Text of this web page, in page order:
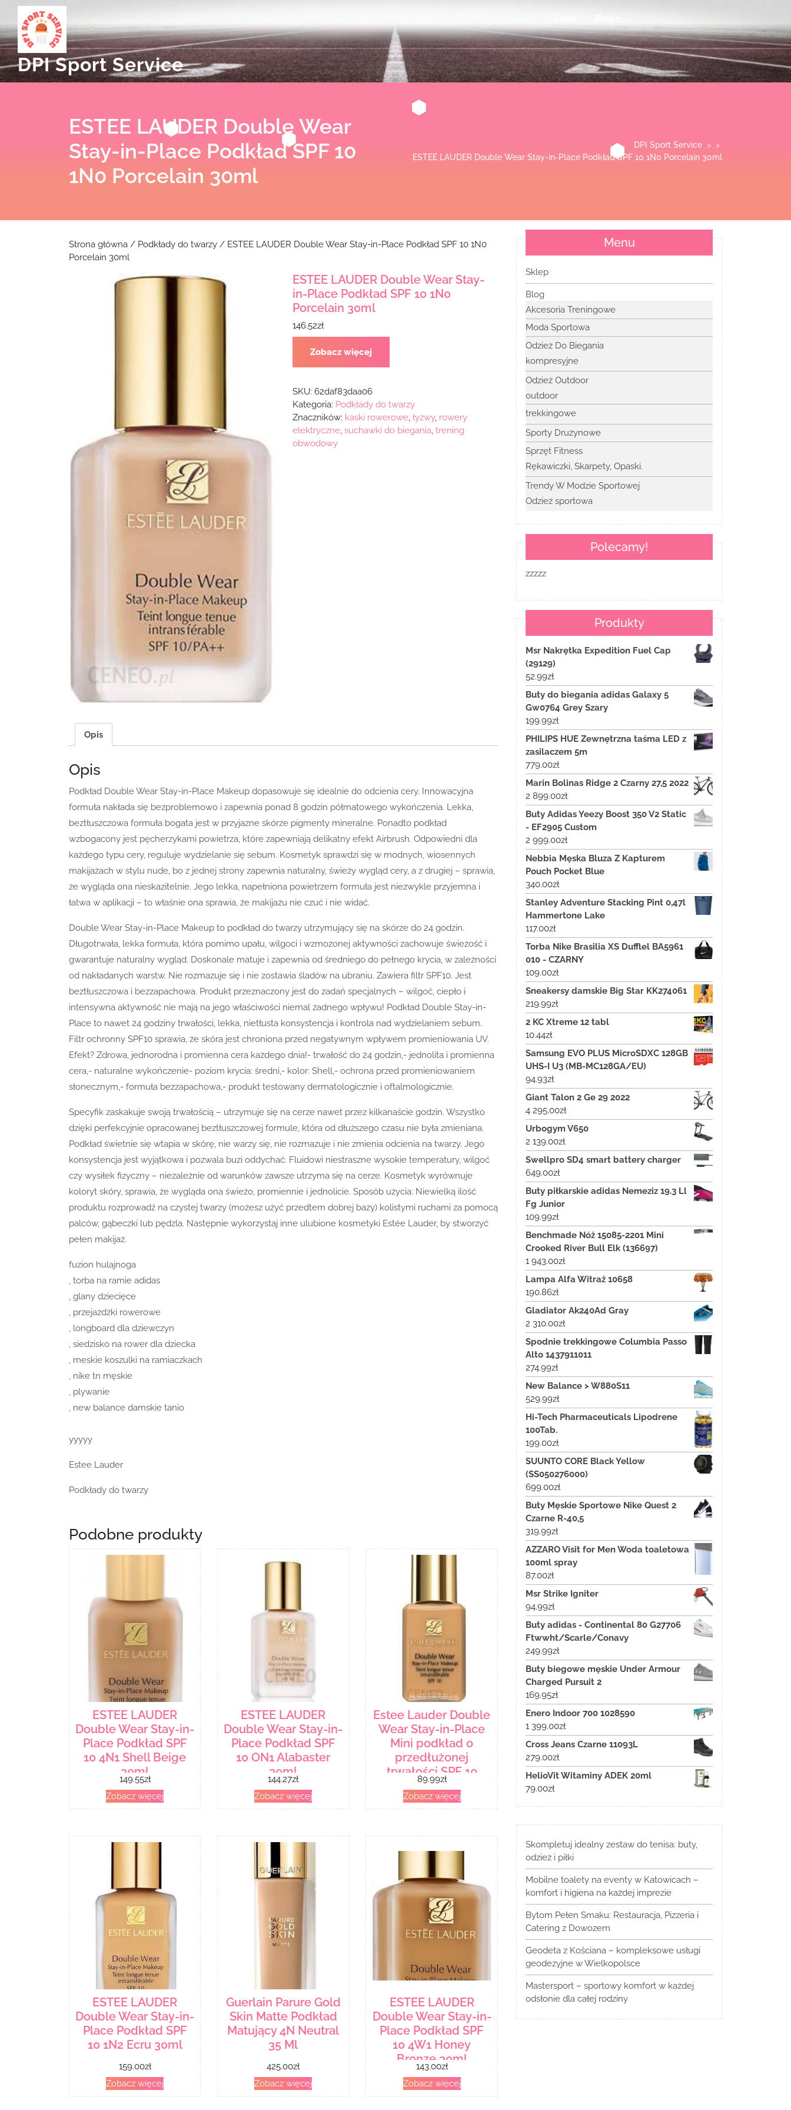
content
DPI Sport Service
ESTEE LAUDER Double Wear
Stay-in-Place Podkład SPF 10
1N0 Porcelain 30ml
DPI Sport Service > >
ESTEE LAUDER Double Wear Stay-in-Place Podkład SPF 10 1N0 Porcelain 30ml
Strona główna / Podkłady do twarzy / ESTEE LAUDER Double Wear Stay-in-Place Podkład SPF 10 1N0
Porcelain 30ml
ESTEE LAUDER Double Wear Stay-
in-Place Podkład SPF 10 1N0
Porcelain 30ml
146.52zł
Zobacz więcej
SKU: 62daf83daa06
Kategoria: Podkłady do twarzy
Znaczników: kaski rowerowe, łyżwy, rowery
elektryczne, suchawki do biegania trening
obwodowy
Opis
Opis
Podkład Double Wear Stay-in-Place Makeup dopasowuje się idealnie do odcienia cery. Innowacyjna
formuła nakłada się bezproblemowo i zapewnia ponad 8 godzin półmatowego wykończenia. Lekka,
beztłuszczowa formuła bogata jest w przyjazne skórze pigmenty mineralne. Ponadto podkład
wzbogacony jest pęcherzykami powietrza, które zapewniają delikatny efekt Airbrush. Odpowiedni dla
każdego typu cery, reguluje wydzielanie się sebum. Kosmetyk sprawdzi się w modnych, wiosennych
makijażach w stylu nude, bo z jednej strony zapewnia naturalny, świeży wygląd cery, a z drugiej – sprawia,
że wygląda ona nieskazitelnie. Jego lekka, napełniona powietrzem formuła jest niezwykle przyjemna i
łatwa w aplikacji – to właśnie ona sprawia, że makijażu nie czuć i nie widać.
Double Wear Stay-in-Place Makeup to podkład do twarzy utrzymujący się na skórze do 24 godzin.
Długotrwała, lekka formuła, która pomimo upału, wilgoci i wzmożonej aktywności zachowuje świeżość i
gwarantuje naturalny wygląd. Doskonale matuje i zapewnia od średniego do pełnego krycia, w zależności
od nakładanych warstw. Nie rozmazuje się i nie zostawia śladów na ubraniu. Zawiera filtr SPF10. Jest
beztłuszczowa i bezzapachowa. Produkt przeznaczony jest do zadań specjalnych – wilgoć, ciepło i
intensywna aktywność nie mają na jego właściwości niemal żadnego wpływu! Podkład Double Stay-in-
Place to nawet 24 godziny trwałości, lekka, nietłusta konsystencja i kontrola nad wydzielaniem sebum.
Filtr ochronny SPF10 sprawia, że skóra jest chroniona przed negatywnym wpływem promieniowania UV.
Efekt? Zdrowa, jednorodna i promienna cera każdego dnia!- trwałość do 24 godzin,- jednolita i promienna
cera,- naturalne wykończenie- poziom krycia: średni,- kolor: Shell,- ochrona przed promieniowaniem
słonecznym,- formuła bezzapachowa,- produkt testowany dermatologicznie i oftalmologicznie.
Specyfik zaskakuje swoją trwałością – utrzymuje się na cerze nawet przez kilkanaście godzin. Wszystko
dzięki perfekcyjnie opracowanej beztłuszczowej formule, która od dłuższego czasu nie była zmieniana.
Podkład świetnie się wtapia w skórę, nie warzy się, nie rozmazuje i nie zmienia odcienia na twarzy. Jego
konsystencja jest wyjątkowa i pozwala buzi oddychać. Fluidowi niestraszne wysokie temperatury, wilgoć
czy wysiłek fizyczny – niezależnie od warunków zawsze utrzyma się na cerze. Kosmetyk wyrównuje
koloryt skóry, sprawia, że wygląda ona świeżo, promiennie i jednolicie. Sposób użycia: Niewielką ilość
produktu rozprowadź na czystej twarzy (możesz użyć przedtem dobrej bazy) kolistymi ruchami za pomocą
palców, gąbeczki lub pędzla. Następnie wykorzystaj inne ulubione kosmetyki Estée Lauder, by stworzyć
pełen makijaż.
fuzion hulajnoga
, torba na ramie adidas
, glany dziecięce
, przejażdżki rowerowe
, longboard dla dziewczyn
, siedzisko na rower dla dziecka
, meskie koszulki na ramiaczkach
, nike tn męskie
, plywanie
, new balance damskie tanio
yyyyy
Estee Lauder
Podkłady do twarzy
Podobne produkty
ESTEE LAUDER
Double Wear Stay-in-
Place Podkład SPF
10 4N1 Shell Beige
30ml
149.55zł
Zobacz więcej
ESTEE LAUDER
Double Wear Stay-in-
Place Podkład SPF
10 ON1 Alabaster
30ml
144.27zł
Zobacz więcej
Estee Lauder Double
Wear Stay-in-Place
Mini podkład o
przedłużonej
trwałości SPF 10
odcień 3C2 Pebble
15 ml
89.99zł
Zobacz więcej
ESTEE LAUDER
Double Wear Stay-in-
Place Podkład SPF
10 1N2 Ecru 30ml
159.00zł
Zobacz więcej
Guerlain Parure Gold
Skin Matte Podkład
Matujący 4N Neutral
35 Ml
425.00zł
Zobacz więcej
ESTEE LAUDER
Double Wear Stay-in-
Place Podkład SPF
10 4W1 Honey
Bronze 30ml
143.00zł
Zobacz więcej
Menu
Sklep
Blog
Akcesoria Treningowe
Moda Sportowa
Odzież Do Biegania
kompresyjne
Odzież Outdoor
outdoor
trekkingowe
Sporty Drużynowe
Sprzęt Fitness
Rękawiczki, Skarpety, Opaski.
Trendy W Modzie Sportowej
Odzież sportowa
Polecamy!
zzzzz
Produkty
Msr Nakrętka Expedition Fuel Cap
(29129)
52.99zł
Buty do biegania adidas Galaxy 5
Gw0764 Grey Szary
199.99zł
PHILIPS HUE Zewnętrzna taśma LED z
zasilaczem 5m
779.00zł
Marin Bolinas Ridge 2 Czarny 27,5 2022
2 899.00zł
Buty Adidas Yeezy Boost 350 V2 Static
- EF2905 Custom
2 999.00zł
Nebbia Męska Bluza Z Kapturem
Pouch Pocket Blue
340.00zł
Stanley Adventure Stacking Pint 0,47l
Hammertone Lake
117.00zł
Torba Nike Brasilia XS Dufflel BA5961
010 - CZARNY
109.00zł
Sneakersy damskie Big Star KK274061
219.99zł
2 KC Xtreme 12 tabl
10.44zł
Samsung EVO PLUS MicroSDXC 128GB
UHS-I U3 (MB-MC128GA/EU)
94.93zł
Giant Talon 2 Ge 29 2022
4 295.00zł
Urbogym V650
2 139.00zł
Swellpro SD4 smart battery charger
649.00zł
Buty piłkarskie adidas Nemeziz 19.3 Ll
Fg Junior
109.99zł
Benchmade Nóż 15085-2201 Mini
Crooked River Bull Elk (136697)
1 943.00zł
Lampa Alfa Witraż 10658
190.86zł
Gladiator Ak240Ad Gray
2 310.00zł
Spodnie trekkingowe Columbia Passo
Alto 1437911011
274.99zł
New Balance > W880S11
529.99zł
Hi-Tech Pharmaceuticals Lipodrene
100Tab.
199.00zł
SUUNTO CORE Black Yellow
(SS050276000)
699.00zł
Buty Męskie Sportowe Nike Quest 2
Czarne R-40,5
319.99zł
AZZARO Visit for Men Woda toaletowa
100ml spray
87.00zł
Msr Strike Igniter
94.99zł
Buty adidas - Continental 80 G27706
Ftwwht/Scarle/Conavy
249.99zł
Buty biegowe męskie Under Armour
Charged Pursuit 2
169.95zł
Enero Indoor 700 1028590
1 399.00zł
Cross Jeans Czarne 11093L
279.00zł
HelioVit Witaminy ADEK 20ml
79.00zł
Skompletuj idealny zestaw do tenisa: buty,
odzież i piłki
Mobilne toalety na eventy w Katowicach –
komfort i higiena na każdej imprezie
Bytom Pełen Smaku: Restauracja, Pizzeria i
Catering z Dowozem
Geodeta z Kościana – kompleksowe usługi
geodezyjne w Wielkopolsce
Mastersport – sportowy komfort w każdej
odsłonie dla całej rodziny